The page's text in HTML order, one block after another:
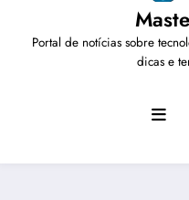
Portal de notícias sobre
dicas e